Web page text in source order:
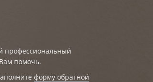
профессиональный
помочь.
форму обратной